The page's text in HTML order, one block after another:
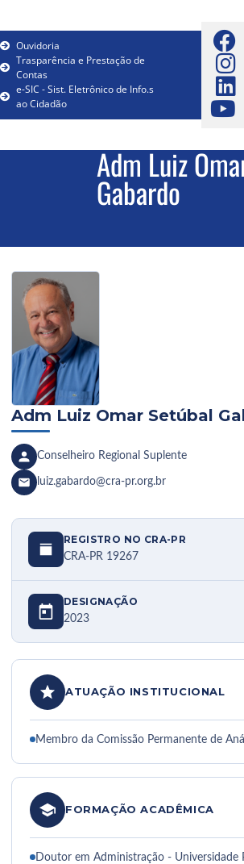
Ouvidoria
Trasparência e Prestação de
Contas
e-SIC - Sist. Eletrônico de Info.s
ao Cidadão
Adm Luiz
Gabardo
Adm Luiz Omar Setúbal
Conselheiro Regional Suplente
luiz.gabardo@cra-pr.org.br
REGISTRO NO CRA-PR
CRA-PR 19267
DESIGNAÇÃO
2023
ATUAÇÃO INSTITUCIONAL
Membro da Comissão Permanente de
FORMAÇÃO ACADÊMICA
Doutor em Administração - Universidade